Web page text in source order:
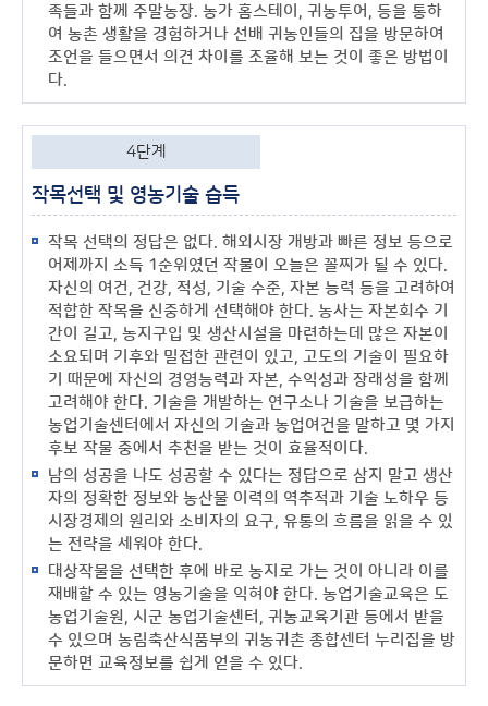
족들과 함께 주말농장. 농가 홈스테이, 귀농투어, 등을 통하
여 농촌 생활을 경험하거나 선배 귀농인들의 집을 방문하여
조언을 들으면서 의견 차이를 조율해 보는 것이 좋은 방법이
다.
4단계
작목선택 및 영농기술 습득
작목 선택의 정답은 없다. 해외시장 개방과 빠른 정보 등으로
어제까지 소득 1순위였던 작물이 오늘은 꼴찌가 될 수 있다.
자신의 여건, 건강, 적성, 기술 수준, 자본 능력 등을 고려하여
적합한 작목을 신중하게 선택해야 한다. 농사는 자본회수 기
간이 길고, 농지구입 및 생산시설을 마련하는데 많은 자본이
소요되며 기후와 밀접한 관련이 있고, 고도의 기술이 필요하
기 때문에 자신의 경영능력과 자본, 수익성과 장래성을 함께
고려해야 한다. 기술을 개발하는 연구소나 기술을 보급하는
농업기술센터에서 자신의 기술과 농업여건을 말하고 몇 가지
후보 작물 중에서 추천을 받는 것이 효율적이다.
남의 성공을 나도 성공할 수 있다는 정답으로 삼지 말고 생산
자의 정확한 정보와 농산물 이력의 역추적과 기술 노하우 등
시장경제의 원리와 소비자의 요구, 유통의 흐름을 읽을 수 있
는 전략을 세워야 한다.
대상작물을 선택한 후에 바로 농지로 가는 것이 아니라 이를
재배할 수 있는 영농기술을 익혀야 한다. 농업기술교육은 도
농업기술원, 시군 농업기술센터, 귀농교육기관 등에서 받을
수 있으며 농림축산식품부의 귀농귀촌 종합센터 누리집을 방
문하면 교육정보를 쉽게 얻을 수 있다.